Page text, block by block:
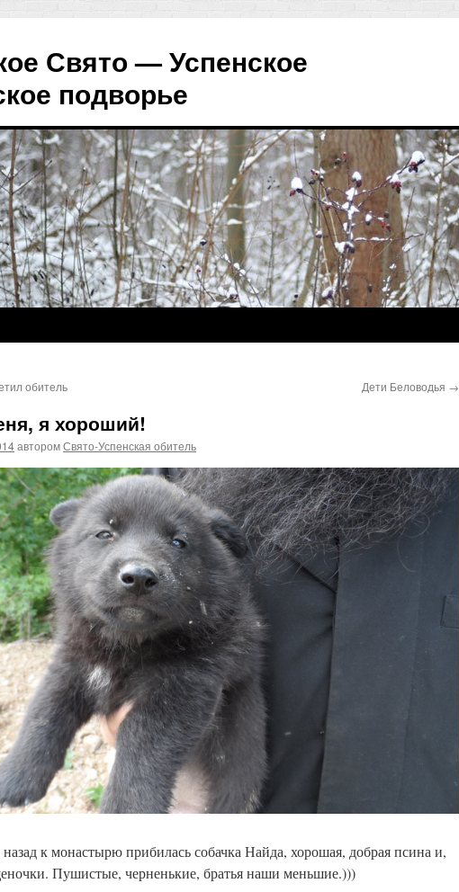
Свято — Успенское
подворье
обитель Дети Беловодья →
я хороший!
авторомСвято-Успенская обитель
к монастырю прибилась собачка Найда, хорошая, добрая псина и,
Пушистые, черненькие, братья наши меньшие.)))